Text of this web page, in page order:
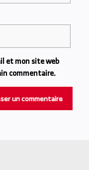
et mon site web
commentaire.